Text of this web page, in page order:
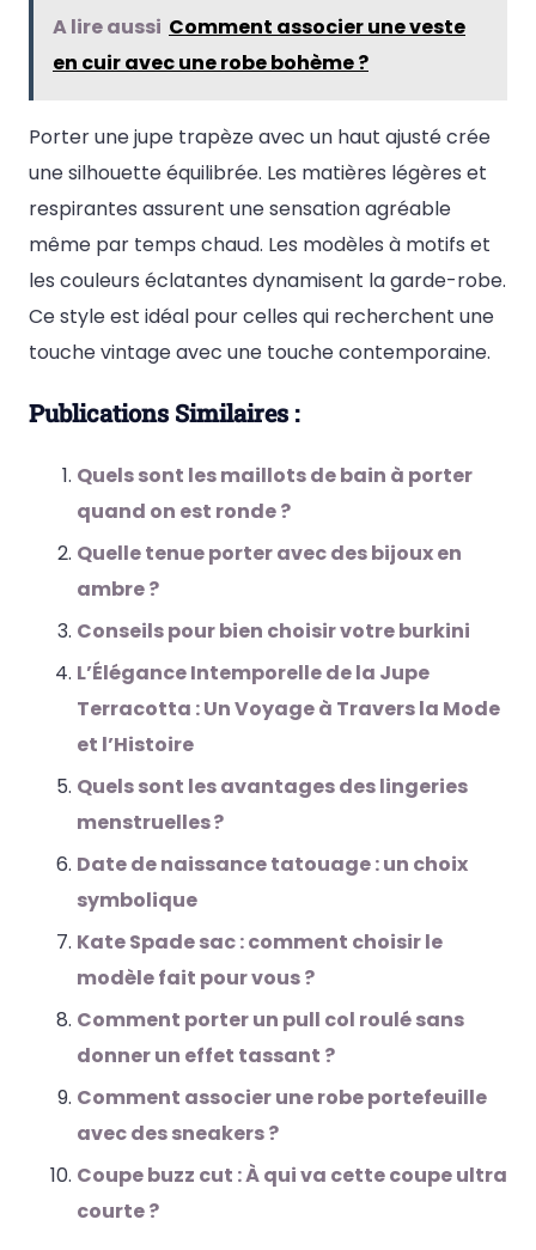
A lire aussi Comment associer une veste
en cuir avec une robe bohème ?
Porter une jupe trapèze avec un haut ajusté crée
une silhouette équilibrée. Les matières légères et
respirantes assurent une sensation agréable
même par temps chaud. Les modèles à motifs et
les couleurs éclatantes dynamisent la garde-robe.
Ce style est idéal pour celles qui recherchent une
touche vintage avec une touche contemporaine.
Publications Similaires :
Quels sont les maillots de bain à porter
quand on est ronde ?
Quelle tenue porter avec des bijoux en
ambre ?
Conseils pour bien choisir votre burkini
L’Élégance Intemporelle de la Jupe
Terracotta : Un Voyage à Travers la Mode
et l’Histoire
Quels sont les avantages des lingeries
menstruelles ?
Date de naissance tatouage : un choix
symbolique
Kate Spade sac : comment choisir le
modèle fait pour vous ?
Comment porter un pull col roulé sans
donner un effet tassant ?
Comment associer une robe portefeuille
avec des sneakers ?
Coupe buzz cut : À qui va cette coupe ultra
courte ?